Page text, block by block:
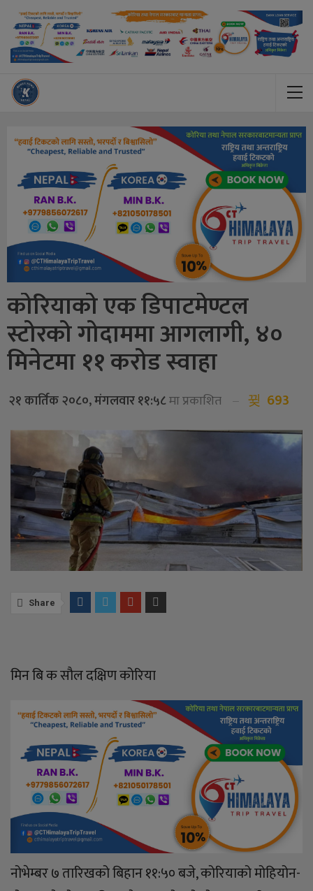
कोरियाको एक डिपाटमेण्टल
स्टोरको गोदाममा आगलागी, ४०
मिनेटमा ११ करोड स्वाहा
२१ कार्तिक २०८०, मंगलवार ११:५८मा प्रकाशित 693
Share
मिन बि क सौल दक्षिण कोरिया
नोभेम्बर ७ तारिखको बिहान ११:५० बजे, कोरियाको मोहियोन-